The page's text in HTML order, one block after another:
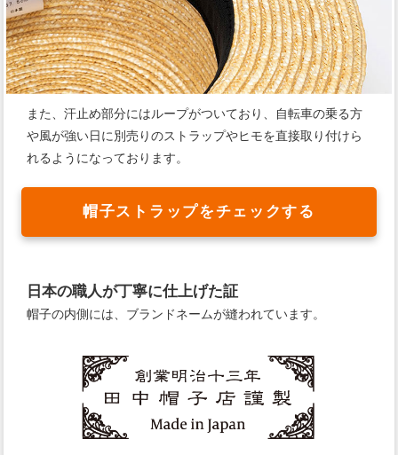
また、汗止め部分にはループがついており、自転車の乗る方
や風が強い日に別売りのストラップやヒモを直接取り付けら
れるようになっております。
帽子ストラップをチェックする
日本の職人が丁寧に仕上げた証
帽子の内側には、ブランドネームが縫われています。